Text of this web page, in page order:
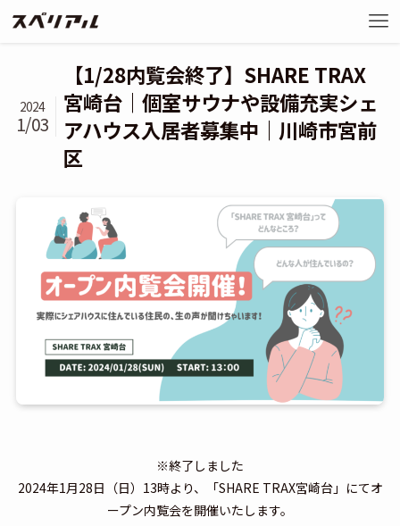
【1/28内覧会終了】SHARE TRAX
宮崎台｜個室サウナや設備充実シェ
アハウス入居者募集中｜川崎市宮前
区
2024
1/03
※終了しました
2024年1月28日（日）13時より、「SHARE TRAX宮崎台」にてオ
ープン内覧会を開催いたします。